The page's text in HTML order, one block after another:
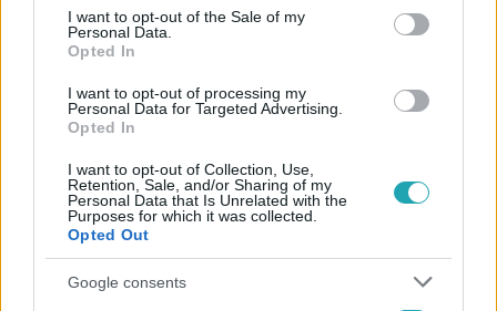
consent section.
I want to opt-out of the Sale of my
Personal Data.
Opted In
I want to opt-out of processing my
Personal Data for Targeted Advertising.
Opted In
I want to opt-out of Collection, Use,
Retention, Sale, and/or Sharing of my
Personal Data that Is Unrelated with the
Purposes for which it was collected.
Opted Out
Google consents
Népszerű